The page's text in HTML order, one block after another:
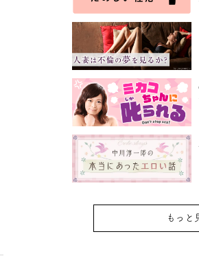
もっと